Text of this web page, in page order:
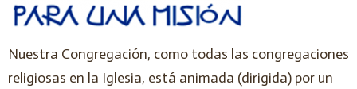
Nuestra Congregación, como todas las congregaciones
religiosas en la Iglesia, está animada (dirigida) por un